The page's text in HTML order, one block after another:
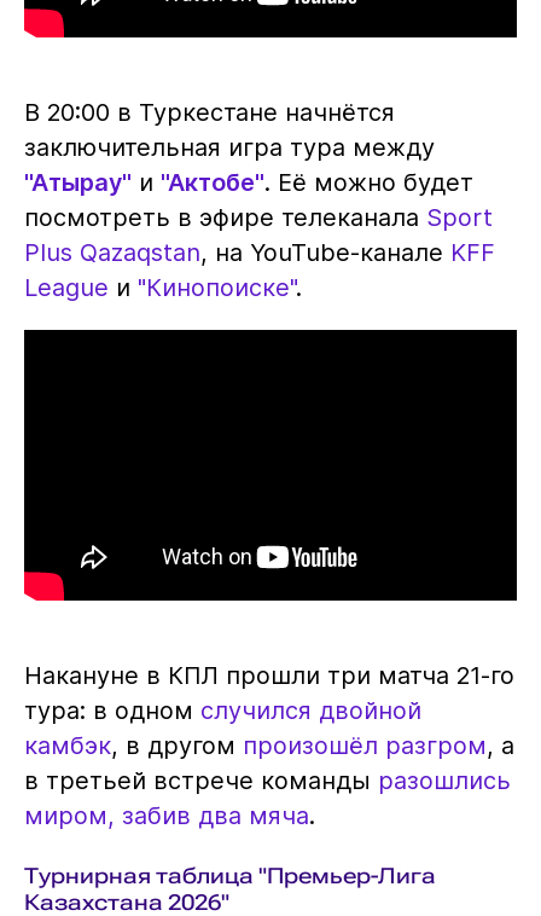
В 20:00 в Туркестане начнётся
заключительная игра тура между
"Атырау" и "Актобе". Её можно будет
посмотреть в эфире телеканала Sport
Plus Qazaqstan, на YouTube-канале KFF
League и "Кинопоиске".
Накануне в КПЛ прошли три матча 21-го
тура: в одном случился двойной
камбэк, в другом произошёл разгром, а
в третьей встрече команды разошлись
миром, забив два мяча.
Турнирная таблица "Премьер-Лига
Казахстана 2026"